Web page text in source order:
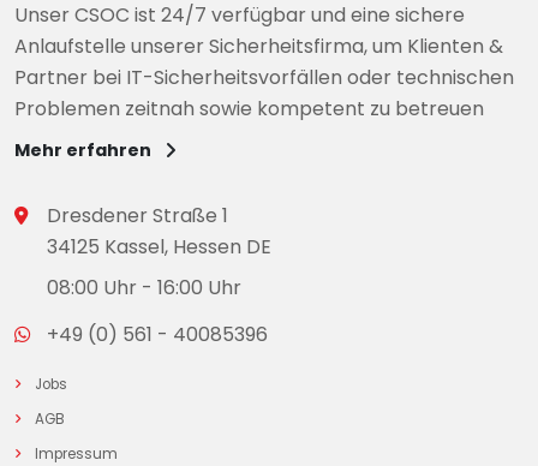
Unser CSOC ist 24/7 verfügbar und eine sichere
Anlaufstelle unserer Sicherheitsfirma, um Klienten &
Partner bei IT-Sicherheitsvorfällen oder technischen
Problemen zeitnah sowie kompetent zu betreuen
Mehr erfahren
Dresdener Straße 1
34125 Kassel, Hessen DE
08:00 Uhr - 16:00 Uhr
+49 (0) 561 - 40085396
Jobs
AGB
Impressum